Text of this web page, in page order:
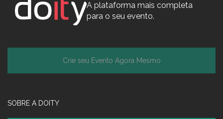
A plataforma mais completa
para o seu evento.
Crie seu Evento Agora Mesmo
SOBRE A DOITY